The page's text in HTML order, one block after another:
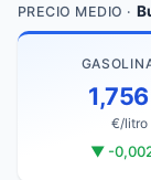
PRECIO MEDIO ·
€/litro
▼ -